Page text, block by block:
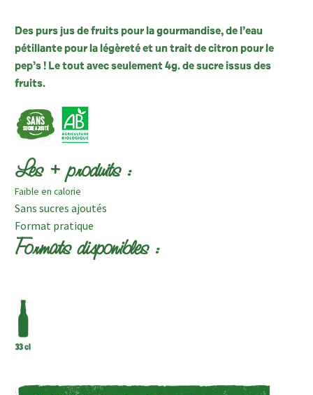
Des purs jus de fruits pour la gourmandise, de l’eau
pétillante pour la légèreté et un trait de citron pour le
pep’s ! Le tout avec seulement 4g. de sucre issus des
fruits.
Les + produits :
Faible en calorie
Sans sucres ajoutés
Format pratique
Formats disponibles :